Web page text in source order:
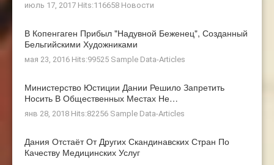
июль 17, 2017 Hits:116658 Новости
В Копенгаген Прибыл "Надувной Беженец", Созданный
Бельгийскими Художниками
мая 23, 2016 Hits:99525 Sample Data-Articles
Министерство Юстиции Дании Решило Запретить
Носить В Общественных Местах Не…
янв 28, 2018 Hits:82256 Sample Data-Articles
Дания Отстаёт От Других Скандинавских Стран По
Качеству Медицинских Услуг